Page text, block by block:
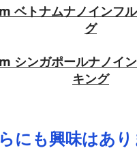
ベトナムナノインフ
グ
シンガポールナノイ
キング
にも興味はあり